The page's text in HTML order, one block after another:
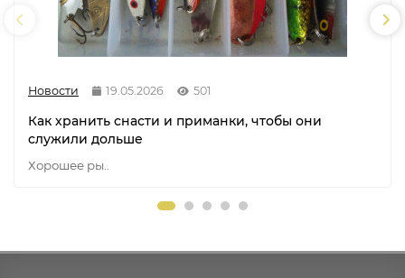
Новости 19.05.2026 501
Как хранить снасти и приманки, чтобы они
служили дольше
Хорошее ры..